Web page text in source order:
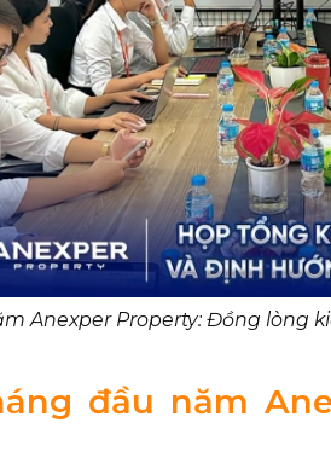
Anexper Property: Đồng lòng
đầu năm